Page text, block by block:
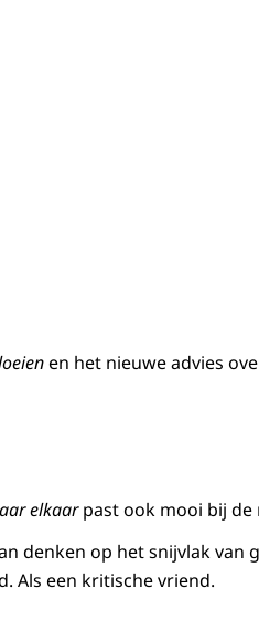
en het nieuwe advies
elkaarpast ook mooi bij de
denken op het snijvlak
Als een kritische vriend.